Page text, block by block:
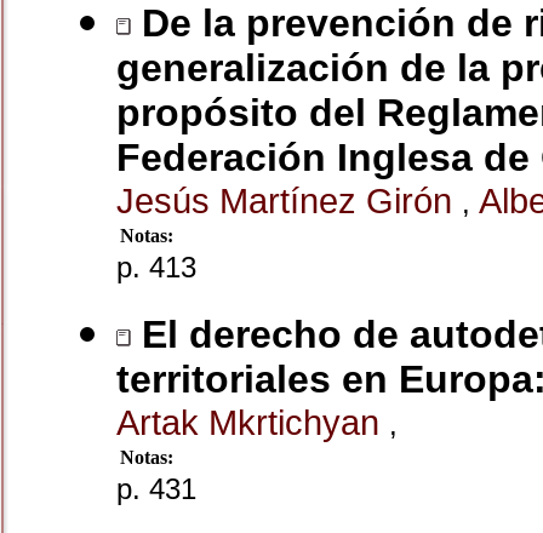
De la prevención de
generalización de la
propósito del
Federación Inglesa
Jesús Martínez Girón ,
Notas:
p. 413
El derecho de
territoriales en
Artak Mkrtichyan ,
Notas:
p. 431